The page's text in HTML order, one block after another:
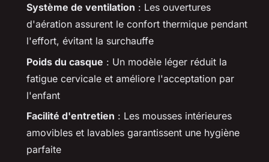
Système de ventilation : Les ouvertures
d'aération assurent le confort thermique pendant
l'effort, évitant la surchauffe
Poids du casque : Un modèle léger réduit la
fatigue cervicale et améliore l'acceptation par
l'enfant
Facilité d'entretien : Les mousses intérieures
amovibles et lavables garantissent une hygiène
parfaite